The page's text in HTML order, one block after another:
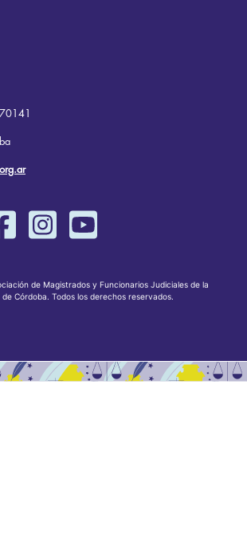
de Magistrados y Funcionarios Judiciales de la
de Córdoba. Todos los derechos reservados.